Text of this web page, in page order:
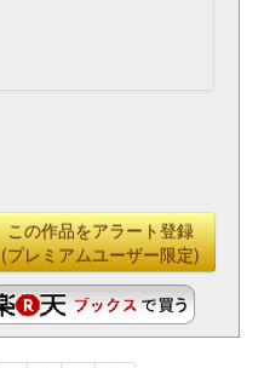
この作品をアラート登録
(プレミアムユーザー限定)